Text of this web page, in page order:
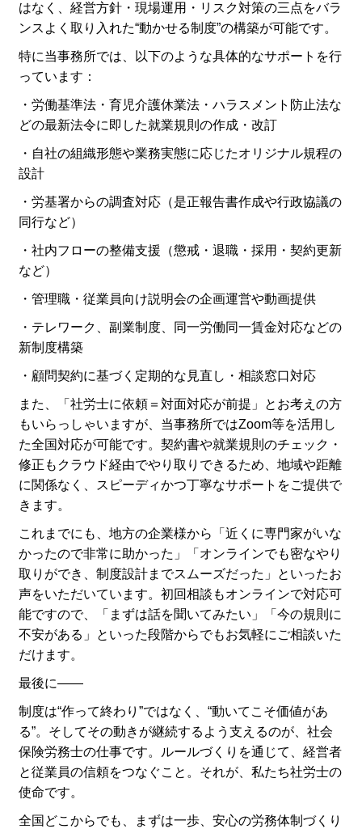
はなく、経営方針・現場運用・リスク対策の三点をバラ
ンスよく取り入れた“動かせる制度”の構築が可能です。
特に当事務所では、以下のような具体的なサポートを行
っています：
・労働基準法・育児介護休業法・ハラスメント防止法な
どの最新法令に即した就業規則の作成・改訂
・自社の組織形態や業務実態に応じたオリジナル規程の
設計
・労基署からの調査対応（是正報告書作成や行政協議の
同行など）
・社内フローの整備支援（懲戒・退職・採用・契約更新
など）
・管理職・従業員向け説明会の企画運営や動画提供
・テレワーク、副業制度、同一労働同一賃金対応などの
新制度構築
・顧問契約に基づく定期的な見直し・相談窓口対応
また、「社労士に依頼＝対面対応が前提」とお考えの方
もいらっしゃいますが、当事務所ではZoom等を活用し
た全国対応が可能です。契約書や就業規則のチェック・
修正もクラウド経由でやり取りできるため、地域や距離
に関係なく、スピーディかつ丁寧なサポートをご提供で
きます。
これまでにも、地方の企業様から「近くに専門家がいな
かったので非常に助かった」「オンラインでも密なやり
取りができ、制度設計までスムーズだった」といったお
声をいただいています。初回相談もオンラインで対応可
能ですので、「まずは話を聞いてみたい」「今の規則に
不安がある」といった段階からでもお気軽にご相談いた
だけます。
最後に――
制度は“作って終わり”ではなく、“動いてこそ価値があ
る”。そしてその動きが継続するよう支えるのが、社会
保険労務士の仕事です。ルールづくりを通じて、経営者
と従業員の信頼をつなぐこと。それが、私たち社労士の
使命です。
全国どこからでも、まずは一歩、安心の労務体制づくり